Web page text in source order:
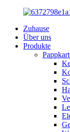
Zuhause
Über uns
Produkte